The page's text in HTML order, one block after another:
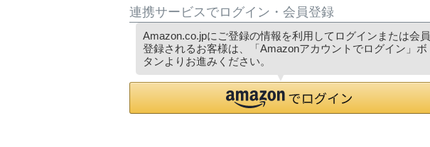
連携サービスでログイン・会員登録
Amazon.co.jpにご登録の情報を利用してログインまたは会員
登録されるお客様は、「Amazonアカウントでログイン」ボ
タンよりお進みください。